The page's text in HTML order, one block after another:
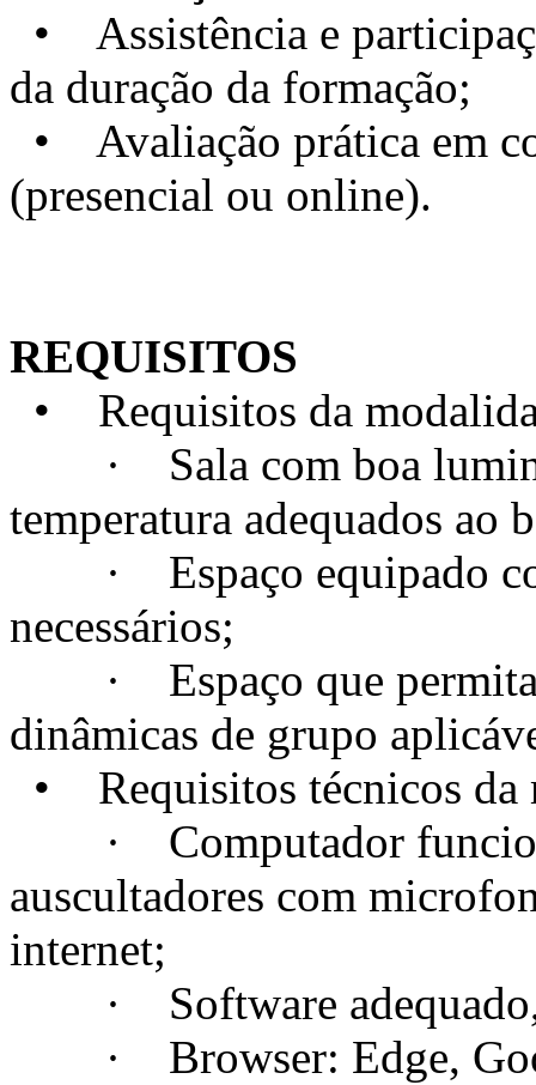
• Assistência e
da duração da formação;
• Avaliação prática em
(presencial ou online).
REQUISITOS
• Requisitos da
· Sala com boa
temperatura adequados ao
· Espaço equipado
necessários;
· Espaço que permita
dinâmicas de grupo
• Requisitos técnicos da
· Computador
auscultadores com
internet;
· Software adequado,
· Browser: Edge,